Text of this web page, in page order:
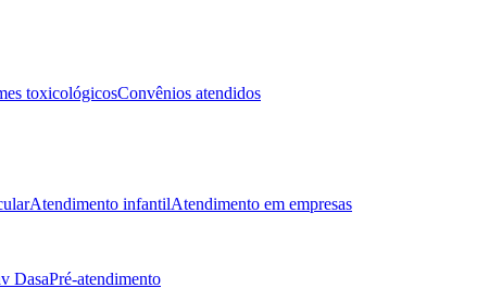
toxicológicosConvênios atendidos
Atendimento infantilAtendimento em empresas
DasaPré-atendimento